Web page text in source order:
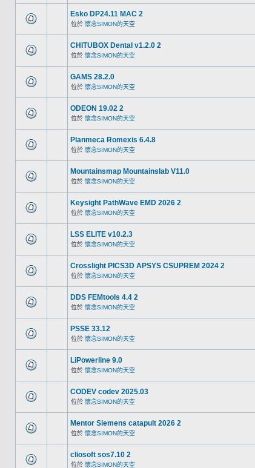
Esko DP24.11 MAC 2
位於 懷念SIMON的天空
CHITUBOX Dental v1.2.0 2
位於 懷念SIMON的天空
GAMS 28.2.0
位於 懷念SIMON的天空
ODEON 19.02 2
位於 懷念SIMON的天空
Planmeca Romexis 6.4.8
位於 懷念SIMON的天空
Mountainsmap Mountainslab V11.0
位於 懷念SIMON的天空
Keysight PathWave EMD 2026 2
位於 懷念SIMON的天空
LSS ELITE v10.2.3
位於 懷念SIMON的天空
Crosslight PICS3D APSYS CSUPREM 2024 2
位於 懷念SIMON的天空
DDS FEMtools 4.4 2
位於 懷念SIMON的天空
PSSE 33.12
位於 懷念SIMON的天空
LiPowerline 9.0
位於 懷念SIMON的天空
CODEV codev 2025.03
位於 懷念SIMON的天空
Mentor Siemens catapult 2026 2
位於 懷念SIMON的天空
cliosoft sos7.10 2
位於 懷念SIMON的天空